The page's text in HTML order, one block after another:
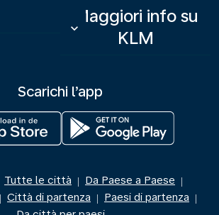
Maggiori info su
KLM
keyboard_arrow_down
Scarichi l’app
Tutte le città | Da Paese a Paese |
| Città di partenza | Paesi di partenza |